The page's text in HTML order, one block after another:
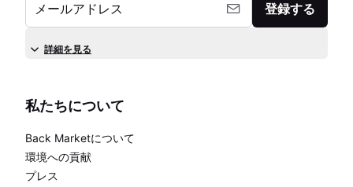
メールアドレス 登録する
詳細を見る
私たちについて
Back Marketについて
環境への貢献
プレス